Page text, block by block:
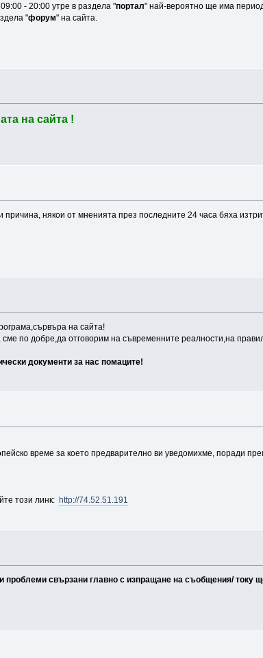
- 20:00 утре в раздела "портал" най-вероятно ще има
"форум" на сайта.
на сайта !
някои от мненията през последните 24 часа бяха
на сайта!
по добре,да отговорим на съвременните реалности,на
документи за нас помаците!
време за което предварително ви уведомихме, поради
този линк:http://74.52.51.191
свързани главно с изпращане на съобщения/ току